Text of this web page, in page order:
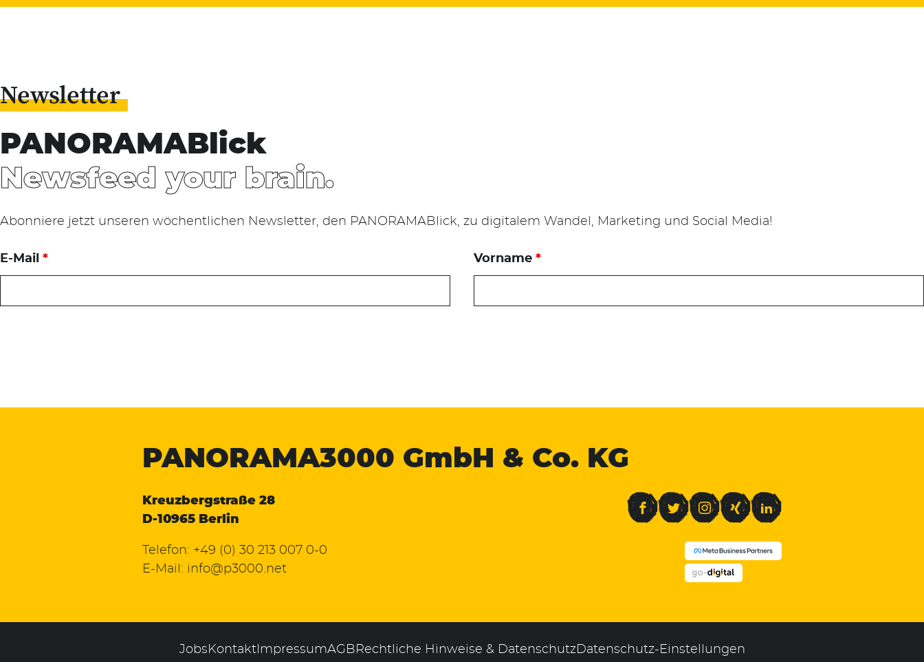
Newsletter
PANORAMABlick
Newsfeed your brain.
Abonniere jetzt unseren wöchentlichen Newsletter, den PANORAMABlick, zu digitalem Wandel, Marketing und Social Media!
E-Mail * Vorname*
PANORAMA3000 GmbH & Co. KG
Kreuzbergstraße 28
D-10965 Berlin
Telefon: +49 (0) 30 213 007 0-0
E-Mail: info@p3000.net
FacebookTwitterInstagramXing LinkedIn
Jobs KontaktImpressumAGB Rechtliche Hinweise & DatenschutzDatenschutz-Einstellungen